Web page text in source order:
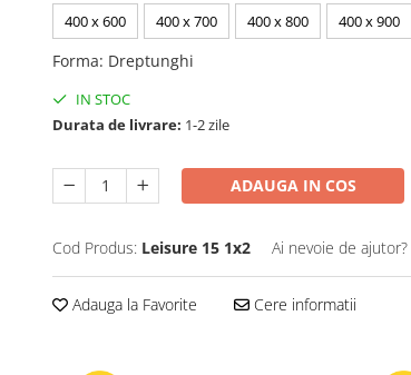
400 x 600 400 x 700 400 x 800 400 x 900
Forma: Dreptunghi
IN STOC
Durata de livrare: 1-2 zile
ADAUGA IN COS
Cod Produs: Leisure 15 1x2 Ai nevoie de ajutor?
Adauga la Favorite Cere informatii